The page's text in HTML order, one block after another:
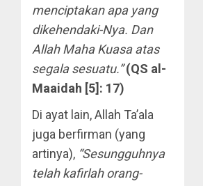
menciptakan apa yang
dikehendaki-Nya. Dan
Allah Maha Kuasa atas
segala sesuatu.”(QS al-
Maaidah [5]: 17)
Di ayat lain, Allah Ta’ala
juga berfirman (yang
artinya), “Sesungguhnya
telah kafirlah orang-